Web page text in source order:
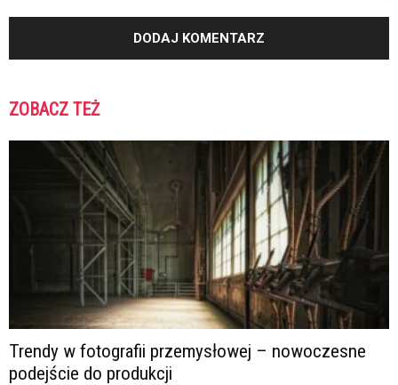
ZOBACZ TEŻ
Trendy w fotografii przemysłowej – nowoczesne
podejście do produkcji